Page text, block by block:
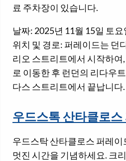
료 주차장이 있습니다.
날짜: 2025년 11월 15일 토요
위치 및 경로: 퍼레이드는 던
리오 스트리트에서 시작하여
로 이동한 후 런던의 리다우
다스 스트리트에서 끝납니다.
우드스톡 산타클로
우드스탁 산타클로스 퍼레이
멋진 시간을 기념하세요. 크